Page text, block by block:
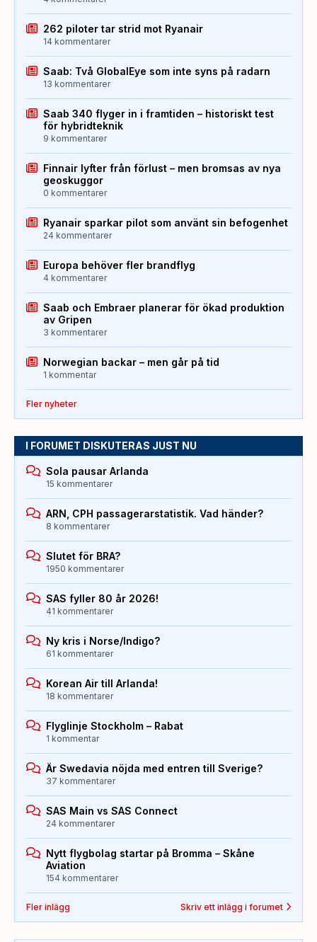
262 piloter tar strid mot Ryanair
14 kommentarer
Saab: Två GlobalEye som inte syns på radarn
13 kommentarer
Saab 340 flyger in i framtiden – historiskt test
för hybridteknik
9 kommentarer
Finnair lyfter från förlust – men bromsas av nya
geoskuggor
0 kommentarer
Ryanair sparkar pilot som använt sin befogenhet
24 kommentarer
Europa behöver fler brandflyg
4 kommentarer
Saab och Embraer planerar för ökad produktion
av Gripen
3 kommentarer
Norwegian backar – men går på tid
1 kommentar
Fler nyheter
I FORUMET DISKUTERAS JUST NU
Sola pausar Arlanda
15 kommentarer
ARN, CPH passagerarstatistik. Vad händer?
8 kommentarer
Slutet för BRA?
1950 kommentarer
SAS fyller 80 år 2026!
41 kommentarer
Ny kris i Norse/Indigo?
61 kommentarer
Korean Air till Arlanda!
18 kommentarer
Flyglinje Stockholm – Rabat
1 kommentar
Är Swedavia nöjda med entren till Sverige?
37 kommentarer
SAS Main vs SAS Connect
24 kommentarer
Nytt flygbolag startar på Bromma – Skåne
Aviation
154 kommentarer
Fler inlägg Skriv ett inlägg i forumet